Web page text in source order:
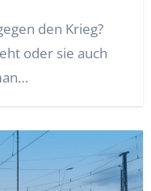
den Krieg?
oder sie auch